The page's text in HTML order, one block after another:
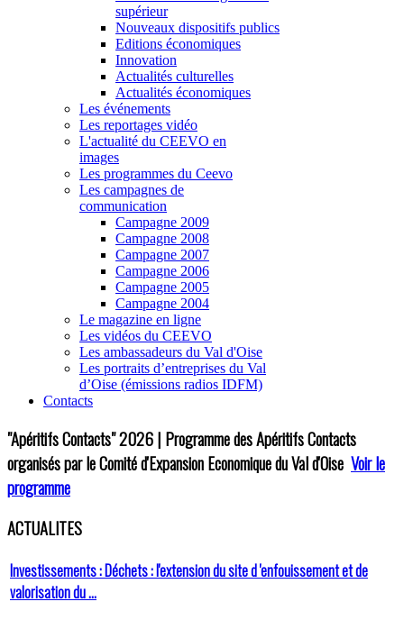
supérieur
Nouveaux dispositifs publics
Editions économiques
Innovation
Actualités culturelles
Actualités économiques
Les événements
Les reportages vidéo
L'actualité du CEEVO en
images
Les programmes du Ceevo
Les campagnes de
communication
Campagne 2009
Campagne 2008
Campagne 2007
Campagne 2006
Campagne 2005
Campagne 2004
Le magazine en ligne
Les vidéos du CEEVO
Les ambassadeurs du Val d'Oise
Les portraits d’entreprises du Val
d’Oise (émissions radios IDFM)
Contacts
"Apéritifs Contacts"2026 | Programme des Apéritifs Contacts
organisés par le Comité d'Expansion Economique du Val d'Oise Voir le
programme
ACTUALITES
Investissements : Déchets : l'extension du site d 'enfouissement et de
valorisation du ...